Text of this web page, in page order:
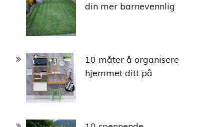
din mer barnevennlig
10 måter å organisere
hjemmet ditt på